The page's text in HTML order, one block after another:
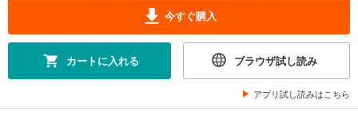
今すぐ購入
カートに入れる ブラウザ試し読み
アプリ試し読みはこちら